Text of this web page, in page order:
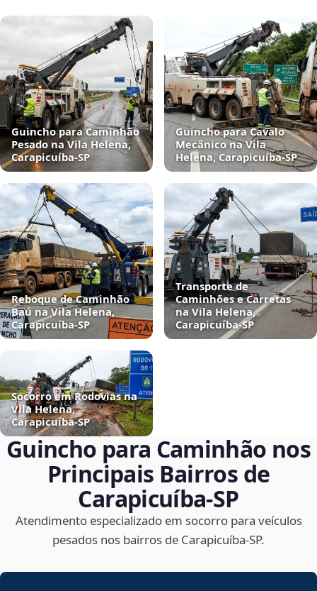
Guincho para Caminhão
Pesado na Vila Helena,
Carapicuíba‑SP
Guincho para Cavalo
Mecânico na Vila
Helena, Carapicuíba‑SP
Reboque de Caminhão
Baú na Vila Helena,
Carapicuíba‑SP
Transporte de
Caminhões e Carretas
na Vila Helena,
Carapicuíba‑SP
Socorro em Rodovias na
Vila Helena,
Carapicuíba‑SP
Guincho para Caminhão nos
Principais Bairros de
Carapicuíba‑SP
Atendimento especializado em socorro para veículos
pesados nos bairros de Carapicuíba‑SP.